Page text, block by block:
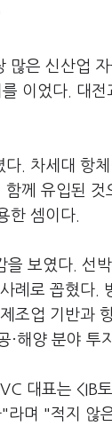
많은 신산업
이었다. 대전
. 차세대 항
께 유입된
한 셈이다.
을 보였다. 선
례로 꼽혔다.
조업 기반과
·해양 분야
대표는 <IB
며 "적지 않